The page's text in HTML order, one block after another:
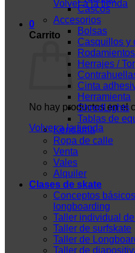
Volver a la tienda
0
Carrito
No hay productos en el
Volver a la tienda
Cascos
Accesorios
Bolsas
Casquillos y
Herrajes /
Cinta
Herramienta
ShredLights
Tablas de
Kendama
Ropa de calle
Venta
Vales
Alquiler
Clases de skate
Conceptos
longboarding
Taller individual
Taller de surfskate
Taller de
Taller de